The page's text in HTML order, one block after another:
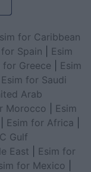
for Caribbean
for Spain
Esim
for Greece
Esim
Esim for Saudi
Arab
Morocco
Esim
Esim for Africa
Gulf
East
Esim for
for Mexico